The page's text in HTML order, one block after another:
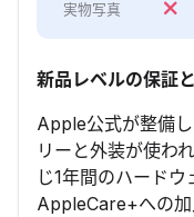
実物写真
新品レベルの保証
Apple公式が整備
リーと外装が使わ
じ1年間のハードウ
AppleCare+への加